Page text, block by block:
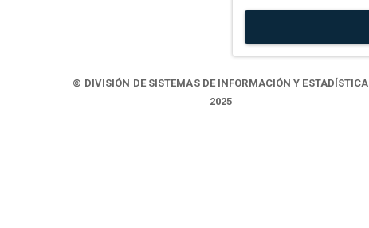
© DIVISIÓN DE SISTEMAS DE INFORMACIÓN Y ESTADÍSTICA
2025